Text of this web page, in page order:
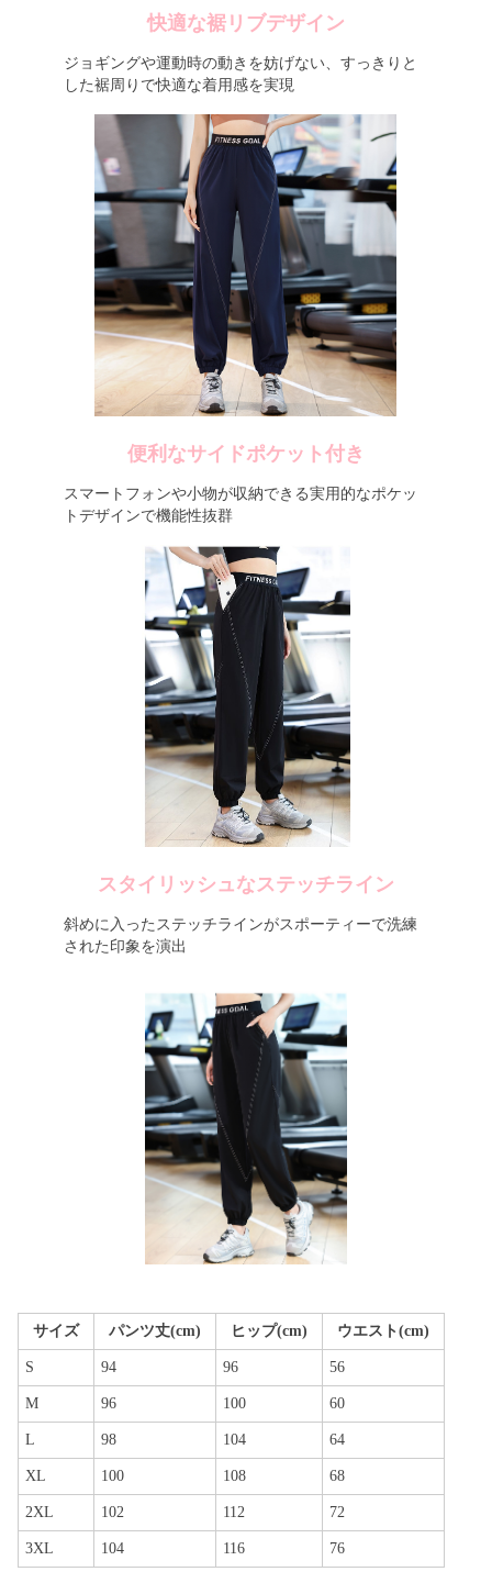
快適な裾リブデザイン
ジョギングや運動時の動きを妨げない、すっきりと
した裾周りで快適な着用感を実現
便利なサイドポケット付き
スマートフォンや小物が収納できる実用的なポケッ
トデザインで機能性抜群
スタイリッシュなステッチライン
斜めに入ったステッチラインがスポーティーで洗練
された印象を演出
サイズ パンツ丈(cm) ヒップ(cm) ウエスト(cm)
S 94 96 56
M 96 100 60
L 98 104 64
XL 100 108 68
2XL 102 112 72
3XL 104 116 76